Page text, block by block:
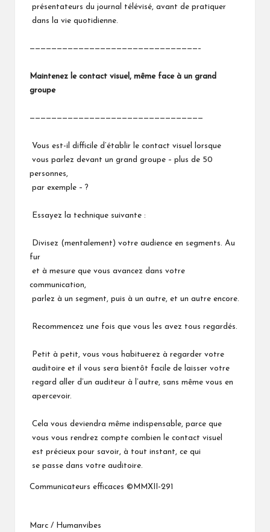
présentateurs du journal télévisé, avant de pratiquer
dans la vie quotidienne.
———————————————————————————————–
Maintenez le contact visuel, même face à un grand
groupe
————————————————————————————————
Vous est-il difficile d’établir le contact visuel lorsque
vous parlez devant un grand groupe – plus de 50
personnes,
par exemple – ?
Essayez la technique suivante :
Divisez (mentalement) votre audience en segments. Au
fur
et à mesure que vous avancez dans votre
communication,
parlez à un segment, puis à un autre, et un autre encore.
Recommencez une fois que vous les avez tous regardés.
Petit à petit, vous vous habituerez à regarder votre
auditoire et il vous sera bientôt facile de laisser votre
regard aller d’un auditeur à l’autre, sans même vous en
apercevoir.
Cela vous deviendra même indispensable, parce que
vous vous rendrez compte combien le contact visuel
est précieux pour savoir, à tout instant, ce qui
se passe dans votre auditoire.
Communicateurs efficaces ©MMXII-291
Marc / Humanvibes